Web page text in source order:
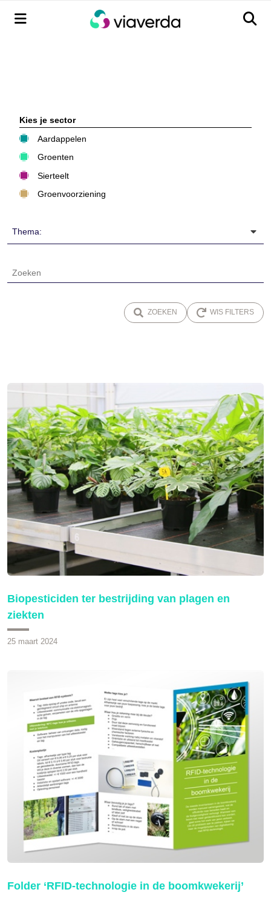
Menu Menu
Kies je sector
Aardappelen
Groenten
Sierteelt
Groenvoorziening
Thema:
ZOEKEN WIS FILTERS
Biopesticiden ter bestrijding van plagen en
ziekten
25 maart 2024
Folder ‘RFID-technologie in de boomkwekerij’